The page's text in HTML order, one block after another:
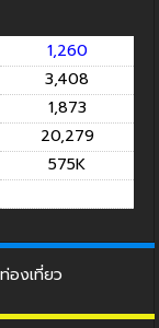
1,260
3,408
1,873
20,279
575K
องเที่ยว